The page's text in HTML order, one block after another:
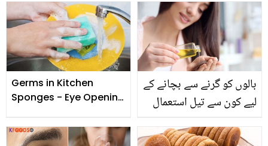
Germs in Kitchen
Sponges - Eye Opening
بالوں کو گرنے سے بچانے کے
لیے کون سے تیل استعمال